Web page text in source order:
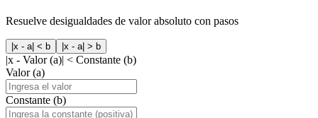
Resuelve desigualdades de valor absoluto con pasos
|x - a| < b |x - a| > b
|x - Valor (a)| < Constante (b)
Valor (a)
Constante (b)